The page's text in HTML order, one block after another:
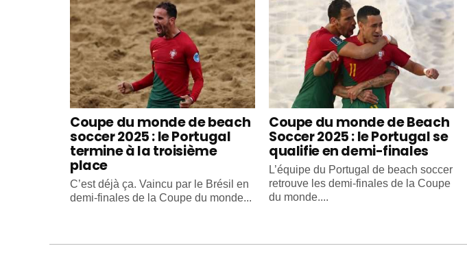
Coupe du monde de beach
soccer 2025 : le Portugal
termine à la troisième
place
C’est déjà ça. Vaincu par le Brésil en
demi-finales de la Coupe du monde...
Coupe du monde de Beach
Soccer 2025 : le Portugal se
qualifie en demi-finales
L’équipe du Portugal de beach soccer
retrouve les demi-finales de la Coupe
du monde....